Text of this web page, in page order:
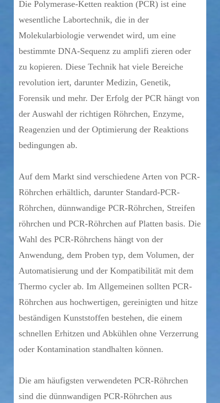
Die Polymerase-Ketten reaktion (PCR) ist eine
wesentliche Labortechnik, die in der
Molekularbiologie verwendet wird, um eine
bestimmte DNA-Sequenz zu amplifi zieren oder
zu kopieren. Diese Technik hat viele Bereiche
revolution iert, darunter Medizin, Genetik,
Forensik und mehr. Der Erfolg der PCR hängt von
der Auswahl der richtigen Röhrchen, Enzyme,
Reagenzien und der Optimierung der Reaktions
bedingungen ab.
Auf dem Markt sind verschiedene Arten von PCR-
Röhrchen erhältlich, darunter Standard-PCR-
Röhrchen, dünnwandige PCR-Röhrchen, Streifen
röhrchen und PCR-Röhrchen auf Platten basis. Die
Wahl des PCR-Röhrchens hängt von der
Anwendung, dem Proben typ, dem Volumen, der
Automatisierung und der Kompatibilität mit dem
Thermo cycler ab. Im Allgemeinen sollten PCR-
Röhrchen aus hochwertigen, gereinigten und hitze
beständigen Kunststoffen bestehen, die einem
schnellen Erhitzen und Abkühlen ohne Verzerrung
oder Kontamination standhalten können.
Die am häufigsten verwendeten PCR-Röhrchen
sind die dünnwandigen PCR-Röhrchen aus